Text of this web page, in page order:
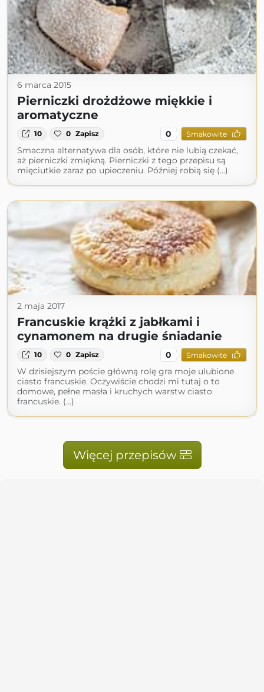
6 marca 2015
Pierniczki drożdżowe miękkie i
aromatyczne
10 0 Zapisz 0 Smakowite
Smaczna alternatywa dla osób, które nie lubią czekać,
aż pierniczki zmiękną. Pierniczki z tego przepisu są
mięciutkie zaraz po upieczeniu. Później robią się (...)
2 maja 2017
Francuskie krążki z jabłkami i
cynamonem na drugie śniadanie
10 0 Zapisz 0 Smakowite
W dzisiejszym poście główną rolę gra moje ulubione
ciasto francuskie. Oczywiście chodzi mi tutaj o to
domowe, pełne masła i kruchych warstw ciasto
francuskie. (...)
Więcej przepisów